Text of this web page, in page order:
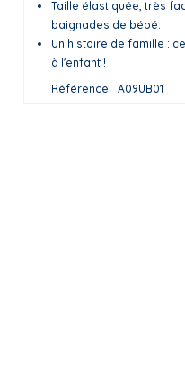
Taille élastiquée, très
baignades de bébé.
Un histoire de famille :
à l'enfant !
Référence
A09UB01